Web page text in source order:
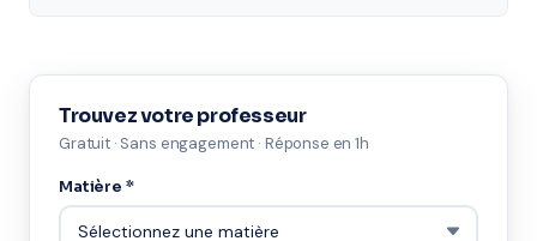
Trouvez votre professeur
Gratuit · Sans engagement · Réponse en 1h
Matière *